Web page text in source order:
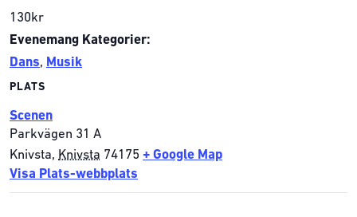
130kr
Evenemang Kategorier:
Dans, Musik
PLATS
Scenen
Parkvägen 31 A
Knivsta, Knivsta 74175 + Google Map
Visa Plats-webbplats